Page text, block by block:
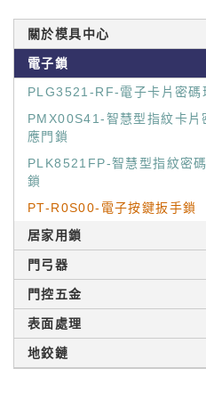
關於模具中心
電子鎖
PLG3521-RF-電子卡片密碼
PMX00S41-智慧型指紋卡片
應門鎖
PLK8521FP-智慧型指紋密
鎖
PT-R0S00-電子按鍵扳手鎖
居家用鎖
門弓器
門控五金
表面處理
地鉸鏈